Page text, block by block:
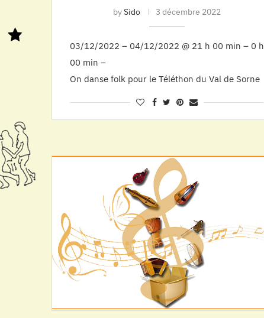
bySido 3 décembre 2022
03/12/2022 – 04/12/2022 @ 21 h 00 min – 0 h
00 min –
On danse folk pour le Téléthon du Val de Sorne